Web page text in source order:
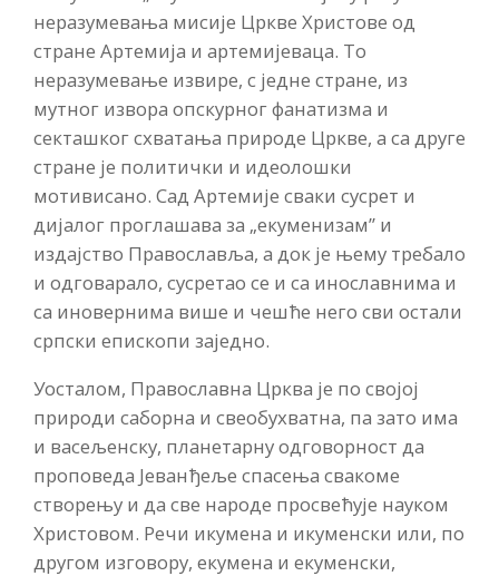
неразумевања мисије Цркве Христове од
стране Артемија и артемијеваца. То
неразумевање извире, с једне стране, из
мутног извора опскурног фанатизма и
секташког схватања природе Цркве, а са друге
стране је политички и идеолошки
мотивисано. Сад Артемије сваки сусрет и
дијалог проглашава за „екуменизам” и
издајство Православља, а док је њему требало
и одговарало, сусретао се и са инославнима и
са иновернима више и чешће него сви остали
српски епископи заједно.
Уосталом, Православна Црква је по својој
природи саборна и свеобухватна, па зато има
и васељенску, планетарну одговорност да
проповеда Јеванђеље спасења свакоме
створењу и да све народе просвећује науком
Христовом. Речи икумена и икуменски или, по
другом изговору, екумена и екуменски,